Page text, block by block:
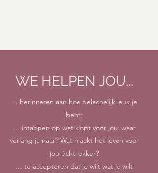
WE HELPEN JOU...
… herinneren aan hoe belachelijk leuk je
bent;
… intappen op wat klopt voor jou: waar
verlang je naar? Wat maakt het leven voor
jou écht lekker?
… te accepteren dat je wilt wat je wilt